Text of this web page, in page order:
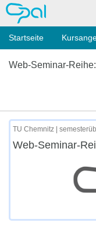
OPAL
Startseite
Web-Seminar-
TU Chemnitz |
Web-Seminar-